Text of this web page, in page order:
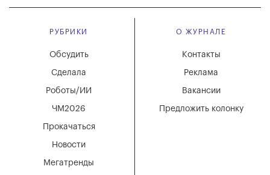
РУБРИКИ
Мегатренды
Новости
Обсудить
Сделала
Роботы/ИИ
ЧМ2026
Прокачаться
О ЖУРНАЛЕ
Вакансии
Реклама
Контакты
Предложить колонку